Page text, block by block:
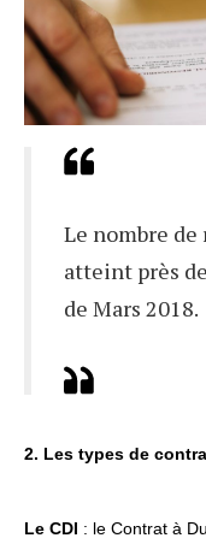
Le nombre
atteint près
de Mars 2018.
2. Les types de
Le CDI : le Contrat à